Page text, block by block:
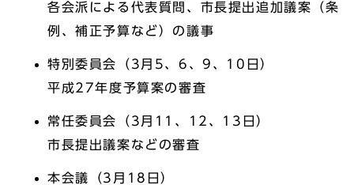
各会派による代表質問、市長提出追加議案（条
例、補正予算など）の議事
特別委員会（3月5、6、9、10日）
平成27年度予算案の審査
常任委員会（3月11、12、13日）
市長提出議案などの審査
本会議（3月18日）